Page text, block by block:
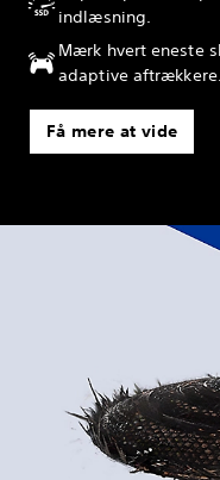
indlæsning.
Mærk hvert eneste
adaptive aftrækkere.
Få mere at vide